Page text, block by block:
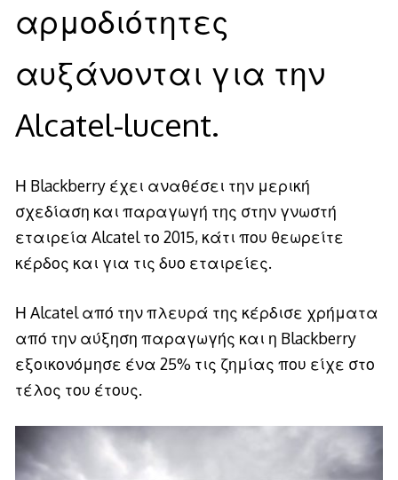
αρμοδιότητες
αυξάνονται για την
Alcatel-lucent.
Η Blackberry έχει αναθέσει την μερική
σχεδίαση και παραγωγή της στην γνωστή
εταιρεία Alcatel το 2015, κάτι που θεωρείτε
κέρδος και για τις δυο εταιρείες.
Η Alcatel από την πλευρά της κέρδισε χρήματα
από την αύξηση παραγωγής και η Blackberry
εξοικονόμησε ένα 25% τις ζημίας που είχε στο
τέλος του έτους.